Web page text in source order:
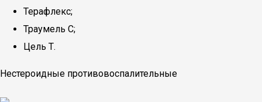
Терафлекс;
Траумель С;
Цель Т.
Нестероидные противовоспалительные